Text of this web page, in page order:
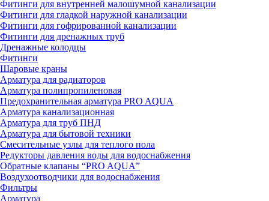
Фитинги для внутренней малошумной канализации
Фитинги для гладкой наружной канализации
Фитинги для гофрированной канализации
Фитинги для дренажных труб
Дренажные колодцы
Фитинги
Шаровые краны
Арматура для радиаторов
Арматура полипропиленовая
Предохранительная арматура PRO AQUA
Арматура канализационная
Арматура для труб ПНД
Арматура для бытовой техники
Смесительные узлы для теплого пола
Редукторы давления воды для водоснабжения
Обратные клапаны “PRO AQUA”
Воздухоотводчики для водоснабжения
Фильтры
Арматура